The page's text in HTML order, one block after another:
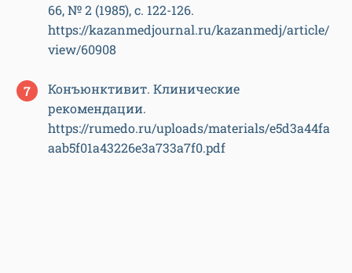
66, № 2 (1985), с. 122-126.
https://kazanmedjournal.ru/kazanmedj/article/
view/60908
Конъюнктивит. Клинические
рекомендации.
https://rumedo.ru/uploads/materials/e5d3a44fa
aab5f01a43226e3a733a7f0.pdf